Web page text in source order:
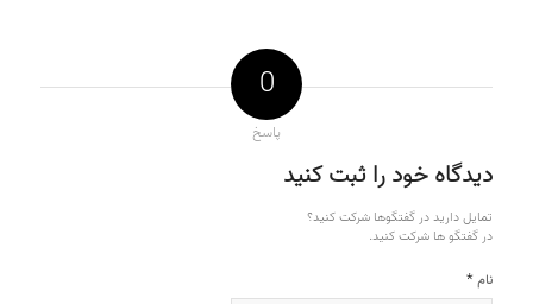
0
پاسخ
دیدگاه خود را ثبت کنید
تمایل دارید در گفتگوها شرکت کنید؟
در گفتگو ها شرکت کنید.
نام *